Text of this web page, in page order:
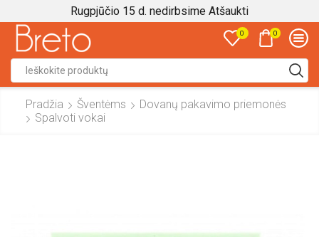
Rugpjūčio 15 d. nedirbsime Atšaukti
0 0
input
Pradžia Šventėms
Dovanų pakavimo priemonės
Spalvoti vokai